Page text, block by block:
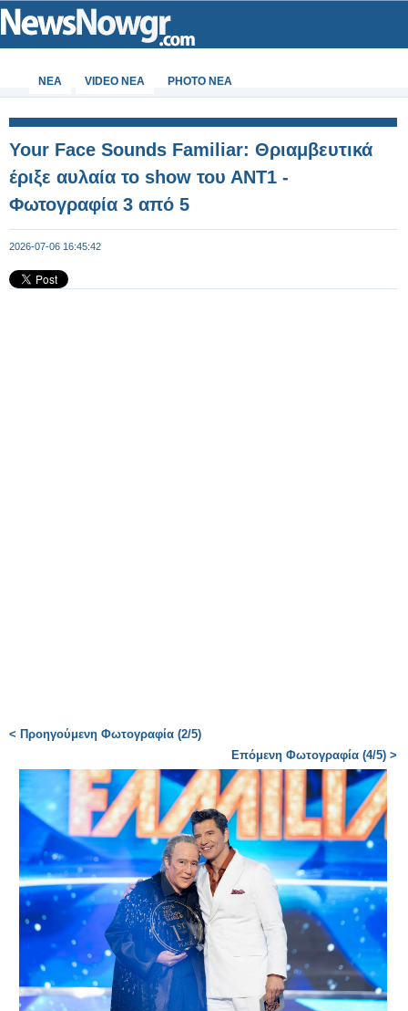
ΝΕΑ VIDEO NEA PHOTO NEA
Your Face Sounds Familiar: Θριαμβευτικά
έριξε αυλαία το show του ΑΝΤ1 -
Φωτογραφία 3 από 5
2026-07-06 16:45:42
< Προηγούμενη Φωτογραφία (2/5)
Επόμενη Φωτογραφία (4/5) >